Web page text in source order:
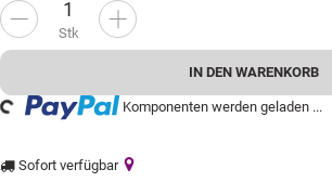
Stk
IN DEN WARENKORB
Komponenten werden geladen ...
Sofort verfügbar